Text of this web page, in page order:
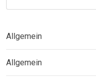
Allgemein
Allgemein